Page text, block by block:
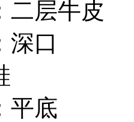
二层牛皮
深口
平底